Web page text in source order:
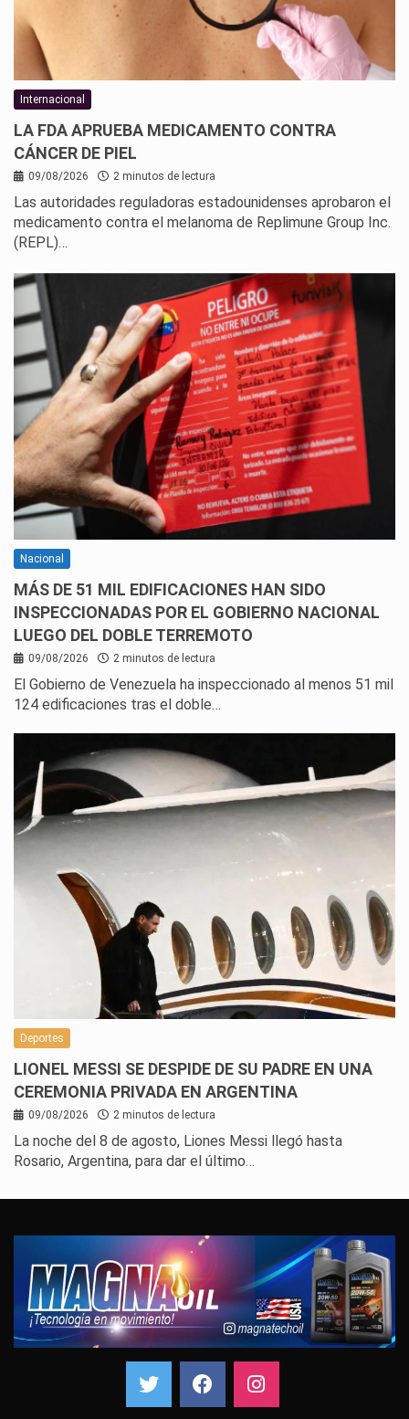
Internacional
LA FDA APRUEBA MEDICAMENTO CONTRA
CÁNCER DE PIEL
09/08/2026 2 minutos de lectura
Las autoridades reguladoras estadounidenses aprobaron el
medicamento contra el melanoma de Replimune Group Inc.
(REPL)…
Nacional
MÁS DE 51 MIL EDIFICACIONES HAN SIDO
INSPECCIONADAS POR EL GOBIERNO NACIONAL
LUEGO DEL DOBLE TERREMOTO
09/08/2026 2 minutos de lectura
El Gobierno de Venezuela ha inspeccionado al menos 51 mil
124 edificaciones tras el doble…
Deportes
LIONEL MESSI SE DESPIDE DE SU PADRE EN UNA
CEREMONIA PRIVADA EN ARGENTINA
09/08/2026 2 minutos de lectura
La noche del 8 de agosto, Liones Messi llegó hasta
Rosario, Argentina, para dar el último…